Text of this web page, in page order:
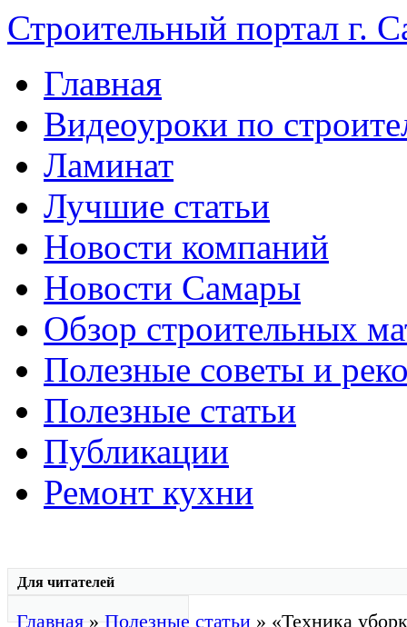
Строительный портал г.
Главная
Видеоуроки по
Ламинат
Лучшие статьи
Новости компаний
Новости Самары
Обзор строительных
Полезные советы и
Полезные статьи
Публикации
Ремонт кухни
Для читателей
Главная»Полезные статьи » «Техника